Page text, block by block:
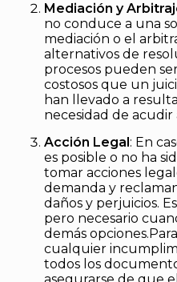
Mediación y
no conduce a una
mediación o el
alternativos de
procesos pueden
costosos que un
han llevado a
necesidad de acudir
Acción Legal: En
es posible o no ha
tomar acciones
demanda y
daños y perjuicios.
pero necesario
demás
cualquier
todos los